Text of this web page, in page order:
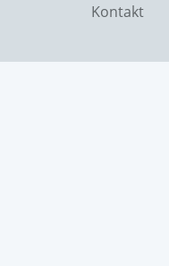
Kontakt